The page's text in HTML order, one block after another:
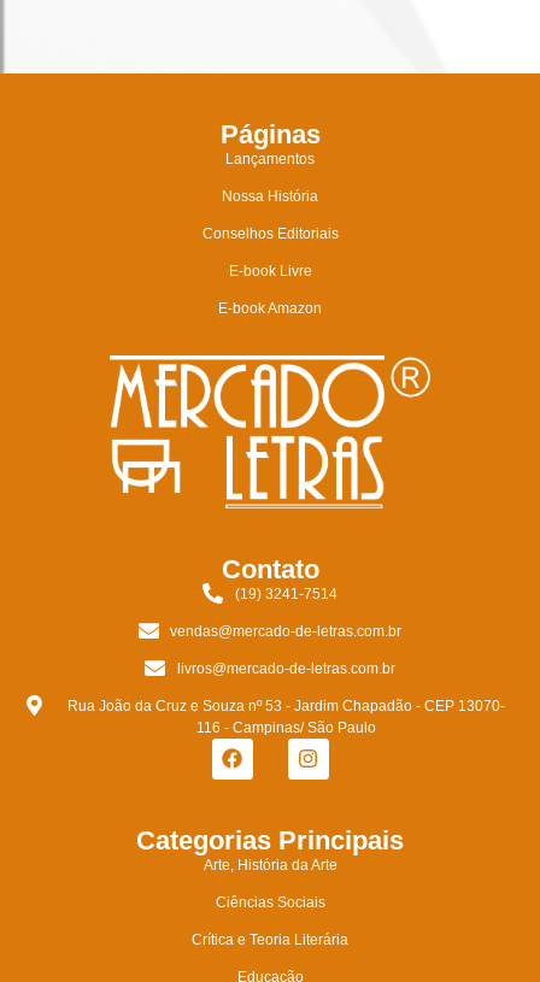
Páginas
Lançamentos
Nossa História
Conselhos Editoriais
E-book Livre
E-book Amazon
Contato
(19) 3241-7514
vendas@mercado-de-letras.com.br
livros@mercado-de-letras.com.br
Rua João da Cruz e Souza nº 53 - Jardim Chapadão - CEP 13070-
116 - Campinas/ São Paulo
Categorias Principais
Arte, História da Arte
Ciências Sociais
Crítica e Teoria Literária
Educação